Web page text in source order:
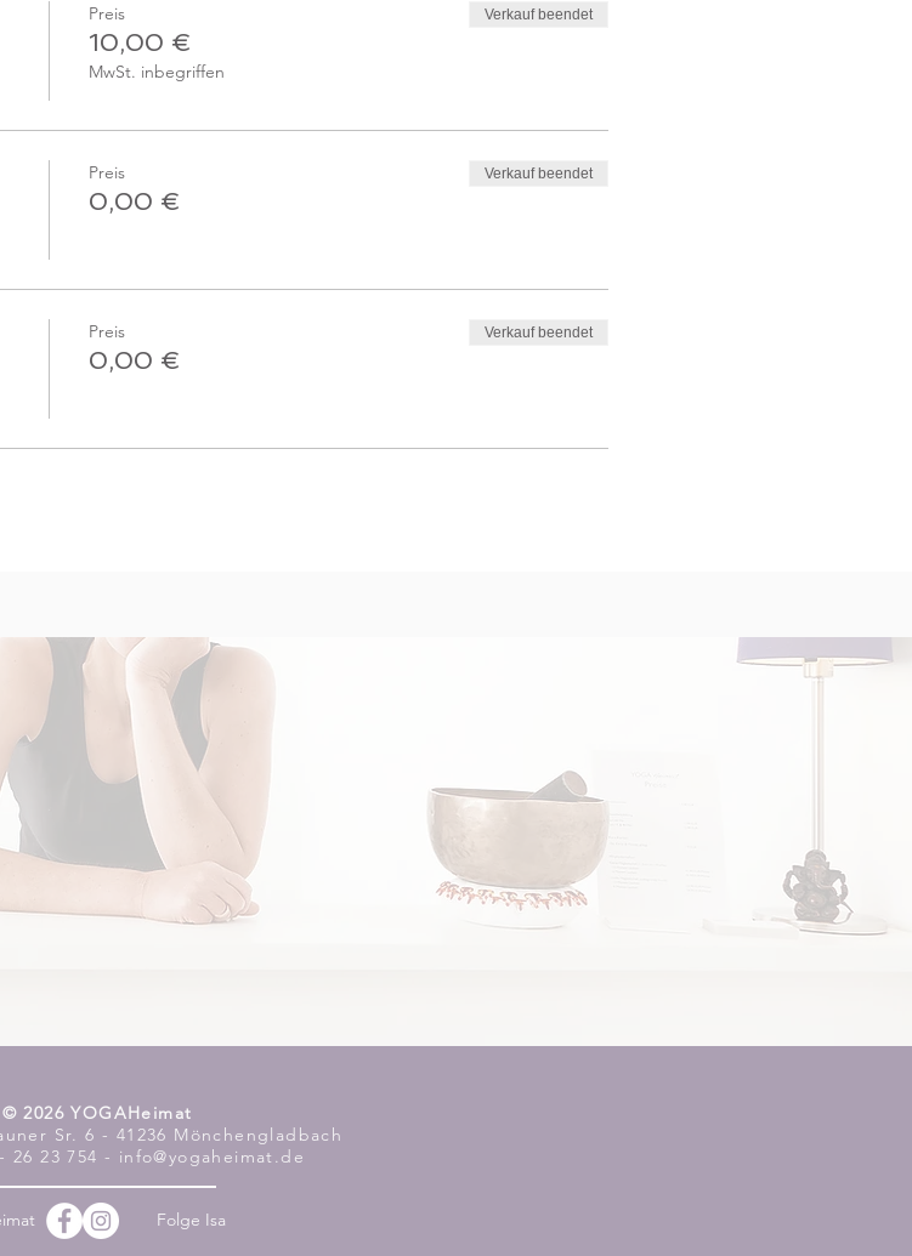
Preis
10,00 €
MwSt. inbegriffen
Verkauf beendet
Preis
0,00 €
Verkauf beendet
Preis
0,00 €
Verkauf beendet
​© 2026 YOGAHeimat
Sr. 6 - 41236 Mönchengladbach
26 23 754 - info@yogaheimat.de
Folge Isa